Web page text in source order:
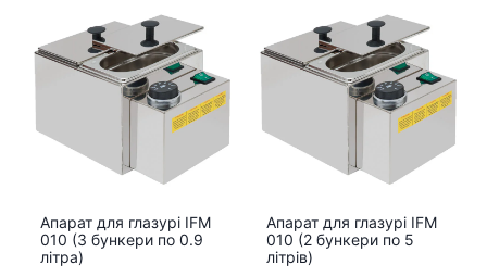
Апарат для глазурі IFM
010 (3 бункери по 0.9
літра)
Апарат для глазурі IFM
010 (2 бункери по 5
літрів)